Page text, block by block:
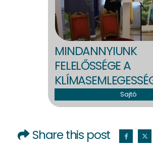
MINDANNYIUNK
FELELŐSSÉGE A
Sajtó
Share this post